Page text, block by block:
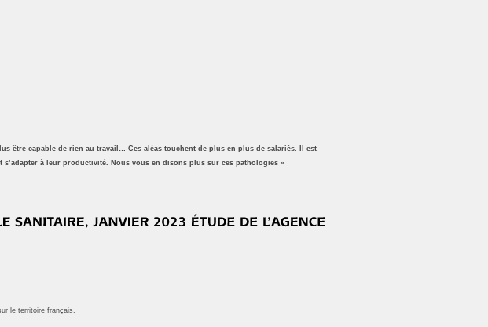
être capable de rien au travail… Ces aléas touchent de plus en plus de salariés. Il est
à leur productivité. Nous vous en disons plus sur ces pathologies «
le territoire français.